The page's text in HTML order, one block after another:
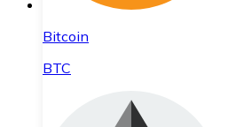
Bitcoin
BTC